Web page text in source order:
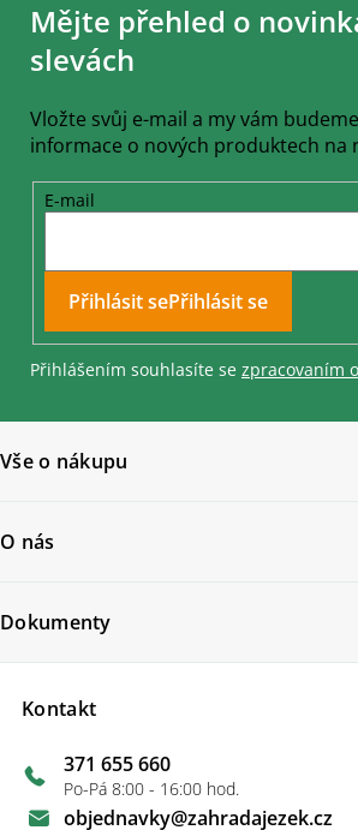
Mějte přehled o
slevách
Vložte svůj e-mail a my vám
informace o nových produktech na
E-mail
Přihlásit se
Přihlášením souhlasíte se zpracovaním
Vše o nákupu
O nás
Kontakt
objednavky@zahradajezek.cz
371 655 660
Po-Pá 8:00 - 16:00 hod.
Dokumenty